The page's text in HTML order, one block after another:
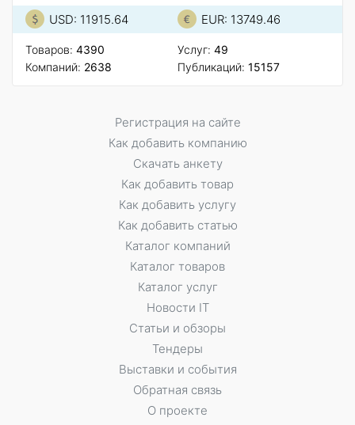
USD: 11915.64 EUR: 13749.46
Товаров: 4390
Компаний: 2638
Услуг: 49
Публикаций: 15157
Регистрация на сайте
Как добавить компанию
Скачать анкету
Как добавить товар
Как добавить услугу
Как добавить статью
Каталог компаний
Каталог товаров
Каталог услуг
Новости IT
Статьи и обзоры
Тендеры
Выставки и события
Обратная связь
О проекте